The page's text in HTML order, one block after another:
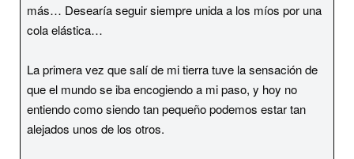
más… Desearía seguir siempre unida a los míos por una
cola elástica…
La primera vez que salí de mi tierra tuve la sensación de
que el mundo se iba encogiendo a mi paso, y hoy no
entiendo como siendo tan pequeño podemos estar tan
alejados unos de los otros.